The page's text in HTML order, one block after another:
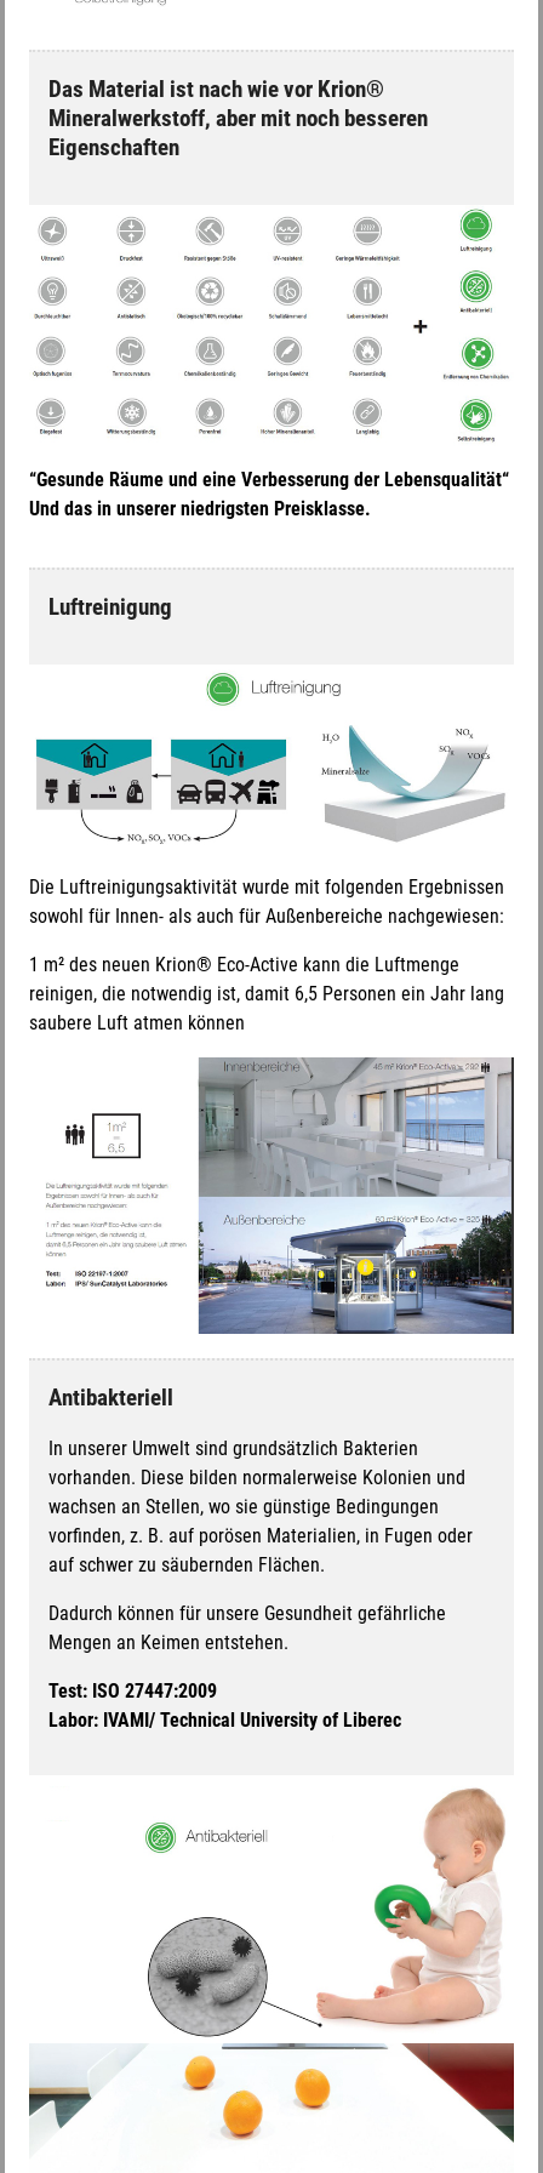
Das Material ist nach wie vor Krion®
Mineralwerkstoff, aber mit noch besseren
Eigenschaften
“Gesunde Räume und eine Verbesserung der Lebensqualität“
Und das in unserer niedrigsten Preisklasse.
Luftreinigung
Die Luftreinigungsaktivität wurde mit folgenden Ergebnissen
sowohl für Innen- als auch für Außenbereiche nachgewiesen:
1 m² des neuen Krion® Eco-Active kann die Luftmenge
reinigen, die notwendig ist, damit 6,5 Personen ein Jahr lang
saubere Luft atmen können
Antibakteriell
In unserer Umwelt sind grundsätzlich Bakterien
vorhanden. Diese bilden normalerweise Kolonien und
wachsen an Stellen, wo sie günstige Bedingungen
vorfinden, z. B. auf porösen Materialien, in Fugen oder
auf schwer zu säubernden Flächen.
Dadurch können für unsere Gesundheit gefährliche
Mengen an Keimen entstehen.
Test: ISO 27447:2009
Labor: IVAMI/ Technical University of Liberec